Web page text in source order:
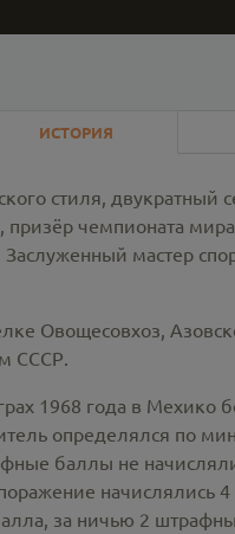
ИСТОРИЯ
стиля,
чемпионата
мастер
Овощесовхоз,
СССР.
1968 года в Мехико
определялся по
баллы не
начислялись
за ничью 2